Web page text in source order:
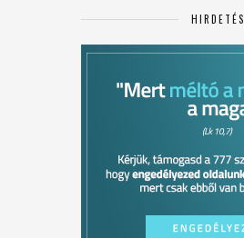
HIRDETÉS